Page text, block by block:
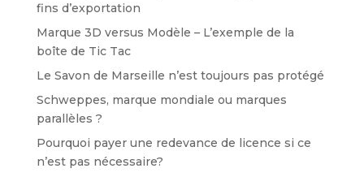
fins d’exportation
Marque 3D versus Modèle – L’exemple de la
boîte de Tic Tac
Le Savon de Marseille n’est toujours pas protégé
Schweppes, marque mondiale ou marques
parallèles ?
Pourquoi payer une redevance de licence si ce
n’est pas nécessaire?